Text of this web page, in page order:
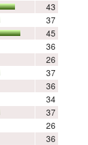
43
37
45
36
26
37
36
34
37
26
36